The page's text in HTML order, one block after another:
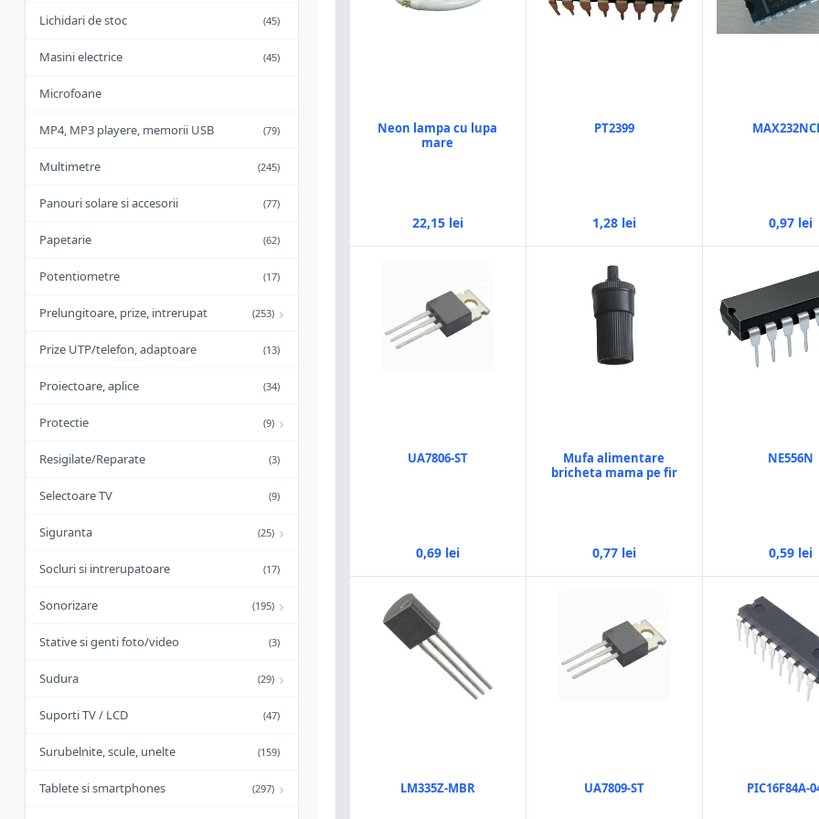
Lichidari de stoc (45)
Masini electrice (45)
Microfoane
MP4, MP3 playere, memorii USB (79)
Multimetre (245)
Panouri solare si accesorii (77)
Papetarie (62)
Potentiometre (17)
Prelungitoare, prize, intrerupat (253) ›
Prize UTP/telefon, adaptoare (13)
Proiectoare, aplice (34)
Protectie (9) ›
Resigilate/Reparate (3)
Selectoare TV (9)
Siguranta (25) ›
Socluri si intrerupatoare (17)
Sonorizare (195) ›
Stative si genti foto/video (3)
Sudura (29) ›
Suporti TV / LCD (47)
Surubelnite, scule, unelte (159)
Tablete si smartphones (297) ›
Neon lampa cu lupa
mare
22,15 lei
PT2399
1,28 lei 0,97 lei
UA7806-ST
0,69 lei
Mufa alimentare
bricheta mama pe fir
0,77 lei
NE556N
0,59 lei
LM335Z-MBR UA7809-ST PIC16F84A-